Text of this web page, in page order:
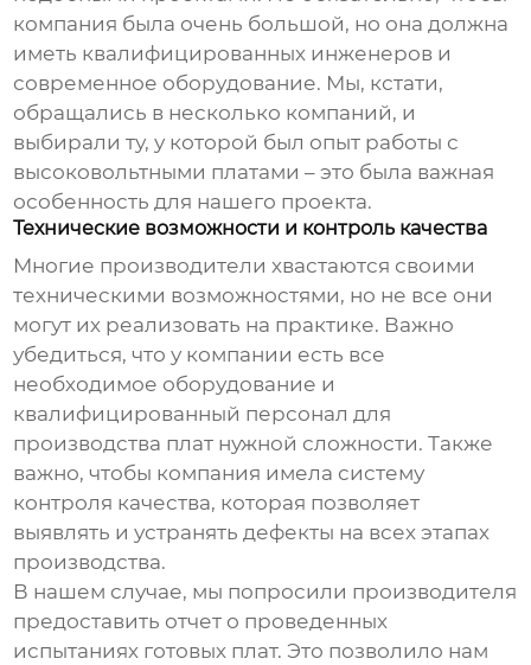
компания была очень большой, но она должна
иметь квалифицированных инженеров и
современное оборудование. Мы, кстати,
обращались в несколько компаний, и
выбирали ту, у которой был опыт работы с
высоковольтными платами – это была важная
особенность для нашего проекта.
Технические возможности и контроль качества
Многие производители хвастаются своими
техническими возможностями, но не все они
могут их реализовать на практике. Важно
убедиться, что у компании есть все
необходимое оборудование и
квалифицированный персонал для
производства плат нужной сложности. Также
важно, чтобы компания имела систему
контроля качества, которая позволяет
выявлять и устранять дефекты на всех этапах
производства.
В нашем случае, мы попросили производителя
предоставить отчет о проведенных
испытаниях готовых плат. Это позволило нам